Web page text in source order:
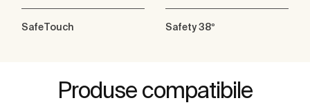
SafeTouch Safety 38º
Produse compatibile